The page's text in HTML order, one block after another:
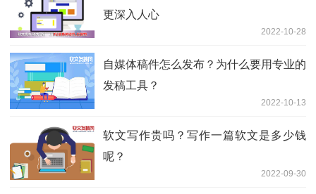
更深入人心
2022-10-28
自媒体稿件怎么发布？为什么要用专业的
发稿工具？
2022-10-13
软文写作贵吗？写作一篇软文是多少钱
呢？
2022-09-30